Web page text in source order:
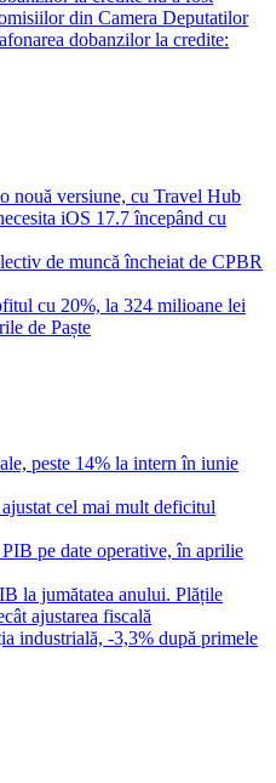
din Camera Deputatilor
dobanzilor la credite:
nouă versiune, cu Travel Hub
iOS 17.7 începând cu
de muncă încheiat de CPBR
cu 20%, la 324 milioane lei
de Paște
peste 14% la intern în iunie
cel mai mult deficitul
pe date operative, în aprilie
la jumătatea anului. Plățile
ajustarea fiscală
industrială, -3,3% după primele